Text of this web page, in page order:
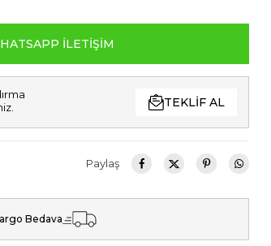
İLETIŞIM
TEKLIF AL
Paylaş
Bedava